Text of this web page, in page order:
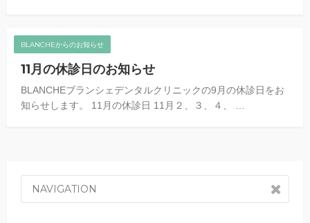
BLANCHEからのお知らせ
11月の休診日のお知らせ
BLANCHEブランシェデンタルクリニックの9月の休診日をお
知らせします。 11月の休診日 11月２、３、４、 …
NAVIGATION